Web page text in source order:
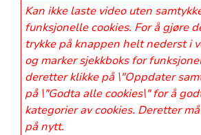
Kan ikke laste video uten
funksjonelle cookies. For å gjøre
trykke på knappen helt nederst i
og marker sjekkboks for
deretter klikke på \"Oppdater
på \"Godta alle cookies\" for å
kategorier av cookies. Deretter
på nytt.